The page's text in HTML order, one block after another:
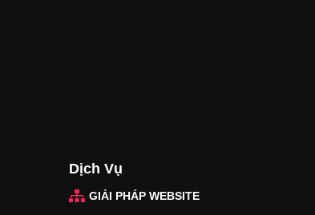
Dịch Vụ
GIẢI PHÁP WEBSITE